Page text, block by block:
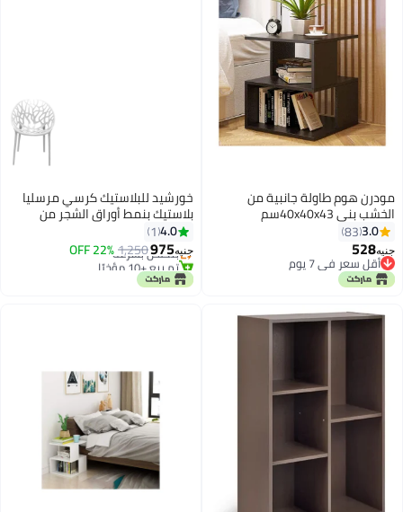
مودرن هوم طاولة جانبية من
الخشب بني 40x40x43سم
3.0
83
جنيه528
أقل سعر في 7 يوم
أقل سعر في 7 يوم
خورشيد للبلاستيك كرسي مرسليا
بلاستيك بنمط أوراق الشجر من
خورشيد، مقاس L ( أبيض )
4.0
1
جنيه975
1,250
22% OFF
#2 في كراسي المطبخ
توصيل مجاني
بتخلّص بسرعة
تم بيع +10 مؤخرًا
#2 في كراسي المطبخ